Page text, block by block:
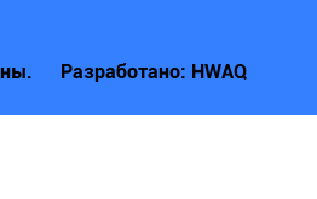
Разработано: HWAQ